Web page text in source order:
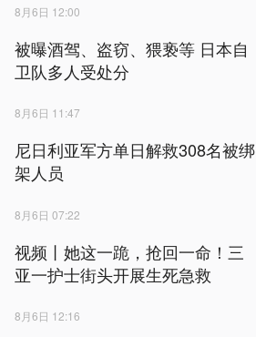
8月6日 12:00
被曝酒驾、盗窃、猥亵等 日本自
卫队多人受处分
8月6日 11:47
尼日利亚军方单日解救308名被绑
架人员
8月6日 07:22
视频丨她这一跪，抢回一命！三
亚一护士街头开展生死急救
8月6日 12:16